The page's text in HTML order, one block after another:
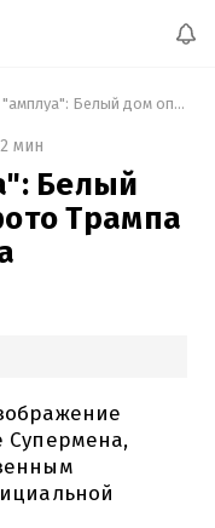
Очередное "амплуа": Белый дом опубликовал фото Трампа в образе Супермена
2 мин
Белый
Трампа
Супермена,